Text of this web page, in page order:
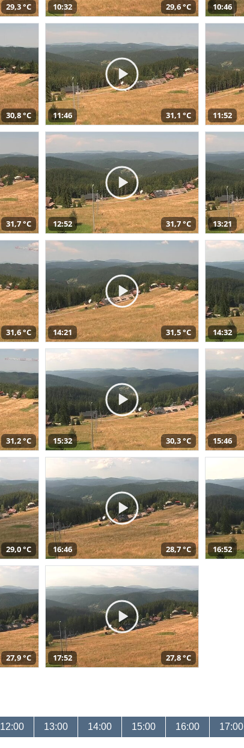
29,3 °C 10:32 29,6 °C 10:46
30,8 °C 11:46 31,1 °C 11:52
31,7 °C 12:52 31,7 °C 13:21
31,6 °C 14:21 31,5 °C 14:32
31,2 °C 15:32 30,3 °C 15:46
29,0 °C 16:46 28,7 °C 16:52
27,9 °C 17:52 27,8 °C
12:00 13:00 14:00 15:00 16:00 17:00